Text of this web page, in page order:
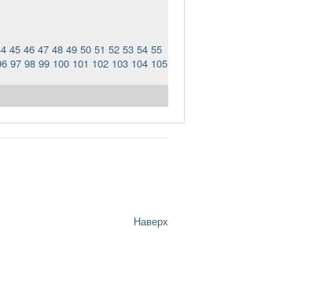
45 46 47 48 49 50 51 52 53 54 55
97 98 99 100 101 102 103 104 105
Наверх